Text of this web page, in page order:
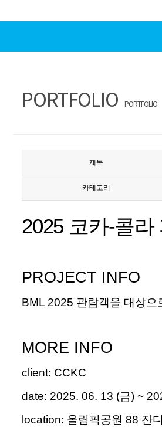
PORTFOLIO PORTFOLIO
제목
카테고리
2025 코카-콜라
PROJECT INFO
BML 2025 관람객을 대상으
MORE INFO
client: CCKC
date: 2025. 06. 13 (금) ~
location: 올림픽공원 88 잔